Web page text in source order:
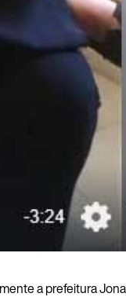
a prefeitura